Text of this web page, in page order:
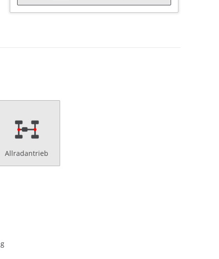
Allradantrieb